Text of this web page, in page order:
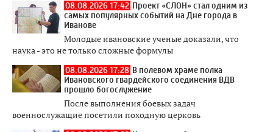
08.08.2026 17:42 Проект «СЛОН» стал одним из
самых популярных событий на Дне города в
Иванове
Молодые ивановские ученые доказали, что
наука - это не только сложные формулы
08.08.2026 17:28 В полевом храме полка
Ивановского гвардейского соединения ВДВ
прошло богослужение
После выполнения боевых задач
военнослужащие посетили походную церковь